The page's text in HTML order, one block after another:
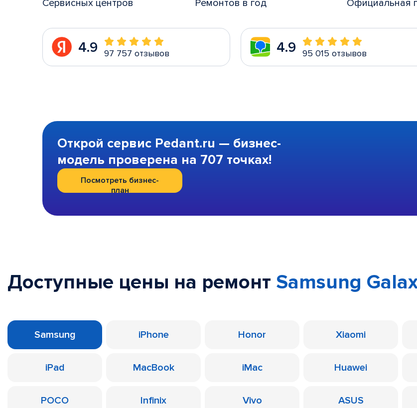
Сервисных центров Ремонтов в год Официальная
4.9 97 757 отзывов 4.9 95 015 отзывов
Открой сервис Pedant.ru — бизнес-
модель проверена на 707 точках!
Посмотреть бизнес-
план
Доступные цены на ремонт Samsung
Samsung iPhone Honor Xiaomi
iPad MacBook iMac Huawei
POCO Infinix Vivo ASUS